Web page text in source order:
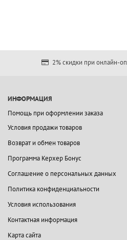
2% скидки при онлайн-
ИНФОРМАЦИЯ
Помощь при оформлении заказа
Условия продажи товаров
Возврат и обмен товаров
Программа Керхер Бонус
Соглашение о персональных данных
Политика конфиденциальности
Условия использования
Контактная информация
Карта сайта